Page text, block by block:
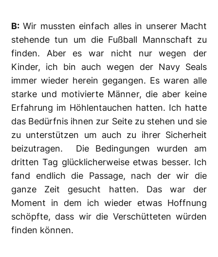
B: Wir mussten einfach alles in unserer Macht
stehende tun um die Fußball Mannschaft zu
finden. Aber es war nicht nur wegen der
Kinder, ich bin auch wegen der Navy Seals
immer wieder herein gegangen. Es waren alle
starke und motivierte Männer, die aber keine
Erfahrung im Höhlentauchen hatten. Ich hatte
das Bedürfnis ihnen zur Seite zu stehen und sie
zu unterstützen um auch zu ihrer Sicherheit
beizutragen. Die Bedingungen wurden am
dritten Tag glücklicherweise etwas besser. Ich
fand endlich die Passage, nach der wir die
ganze Zeit gesucht hatten. Das war der
Moment in dem ich wieder etwas Hoffnung
schöpfte, dass wir die Verschütteten würden
finden können.